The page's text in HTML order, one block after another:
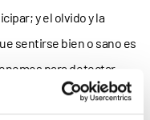
y el olvido y la
sentirse bien o sano es
para detectar
síntomas hasta una